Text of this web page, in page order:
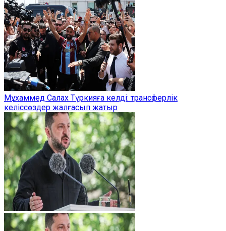
Мұхаммед Салах Түркияға келді: трансферлік
келіссөздер жалғасып жатыр